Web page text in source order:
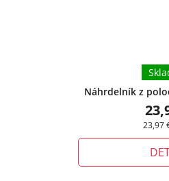
Náhrdelník z
pruhovaný - hnedý
23,97